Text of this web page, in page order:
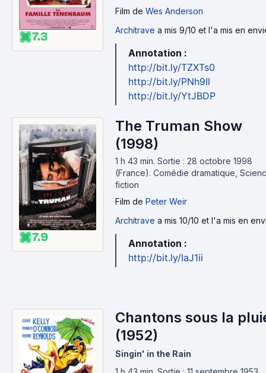
7.3
Film de Wes Anderson
Architrave a mis 9/10 et l'a mis en
Annotation :
http://bit.ly/TZXTs0
http://bit.ly/PNh9Il
http://bit.ly/YtJBDP
7.9
The Truman Show
(1998)
1 h 43 min. Sortie : 28 octobre 1998
(France). Comédie dramatique,
fiction
Film de Peter Weir
Architrave a mis 10/10 et l'a mis en
Annotation :
http://bit.ly/IaJ1ii
Chantons sous la
(1952)
Singin' in the Rain